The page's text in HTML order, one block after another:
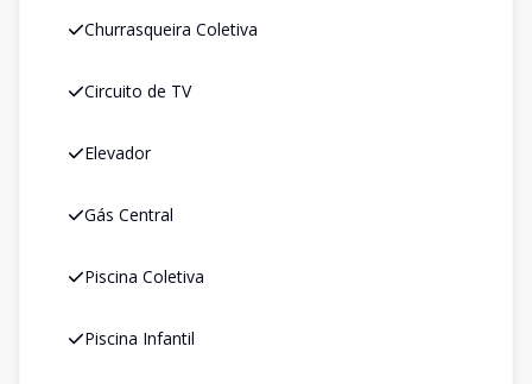
Churrasqueira Coletiva
Circuito de TV
Elevador
Gás Central
Piscina Coletiva
Piscina Infantil